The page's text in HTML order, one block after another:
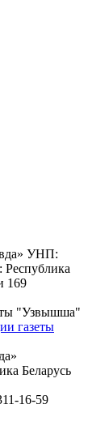
УНП:
169
"Узвышша"
газеты
Беларусь
16-59